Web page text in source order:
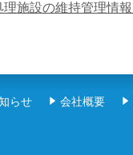
施設の維持管理情報
らせ 会社概要